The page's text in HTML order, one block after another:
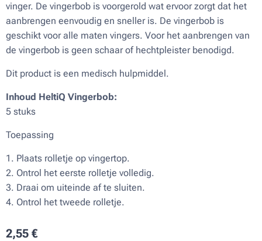
vinger. De vingerbob is voorgerold wat ervoor zorgt dat het
aanbrengen eenvoudig en sneller is. De vingerbob is
geschikt voor alle maten vingers. Voor het aanbrengen van
de vingerbob is geen schaar of hechtpleister benodigd.
Dit product is een medisch hulpmiddel.
Inhoud HeltiQ Vingerbob:
5 stuks
Toepassing
1. Plaats rolletje op vingertop.
2. Ontrol het eerste rolletje volledig.
3. Draai om uiteinde af te sluiten.
4. Ontrol het tweede rolletje.
2,55 €